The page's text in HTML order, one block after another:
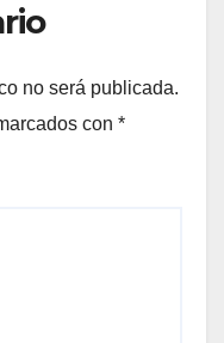
no será publicada.
con *